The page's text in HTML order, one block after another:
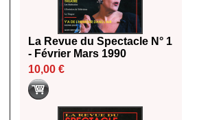
La Revue du Spectacle N° 1
- Février Mars 1990
10,00 €